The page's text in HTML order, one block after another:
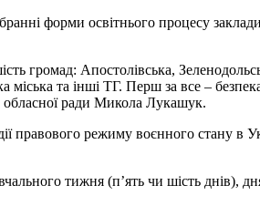
форми освітнього процесу
громад: Апостолівська,
та інші ТГ. Перш за все –
обласної ради Микола Лукашук.
режиму воєнного стану в
тижня (п’ять чи шість днів),